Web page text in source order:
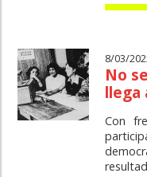
8/03/
No
llega
Con